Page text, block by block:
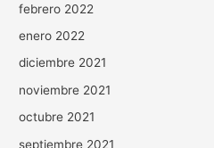
febrero 2022
enero 2022
diciembre 2021
noviembre 2021
octubre 2021
septiembre 2021